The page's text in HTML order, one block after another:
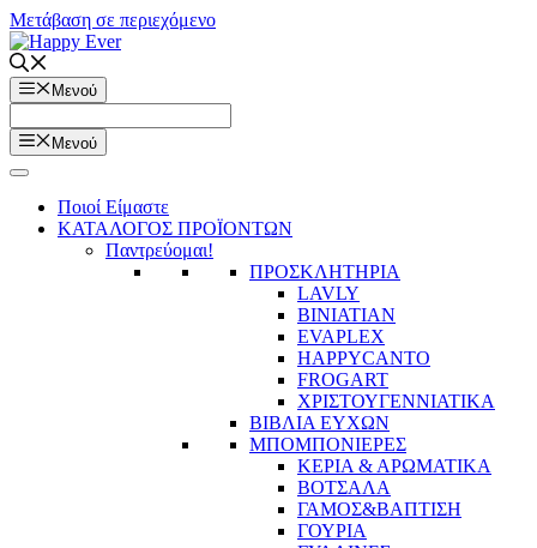
Μετάβαση σε περιεχόμενο
Μενού
Μενού
Ποιοί Είμαστε
ΚΑΤΑΛΟΓΟΣ ΠΡΟΪΟΝΤΩΝ
Παντρεύομαι!
ΠΡΟΣΚΛΗΤΗΡΙΑ
LAVLY
BINIATIAN
EVAPLEX
HAPPYCANTO
FROGART
ΧΡΙΣΤΟΥΓΕΝΝΙΑΤΙΚΑ
ΒΙΒΛΙΑ ΕΥΧΩΝ
ΜΠΟΜΠΟΝΙΕΡΕΣ
ΚΕΡΙΑ & ΑΡΩΜΑΤΙΚΑ
ΒΟΤΣΑΛΑ
ΓΑΜΟΣ&ΒΑΠΤΙΣΗ
ΓΟΥΡΙΑ